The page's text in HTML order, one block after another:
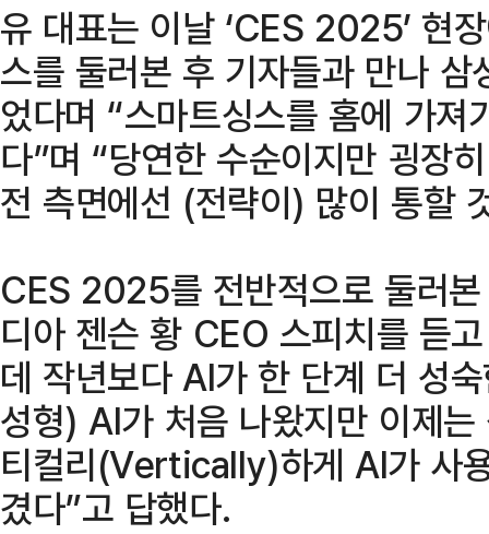
유 대표는 이날 ‘CES 2025’ 현
스를 둘러본 후 기자들과 만나
었다며 “스마트싱스를 홈에 가
다”며 “당연한 수순이지만 굉장
전 측면에선 (전략이) 많이 통할
CES 2025를 전반적으로 둘러
디아 젠슨 황 CEO 스피치를 듣
데 작년보다 AI가 한 단계 더 성
성형) AI가 처음 나왔지만 이제
티컬리(Vertically)하게 AI가 사
겼다”고 답했다.